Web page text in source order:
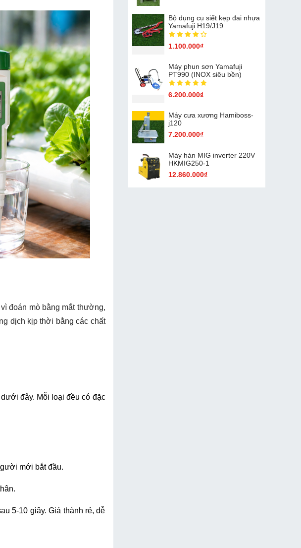
đoán mò bằng mắt thường,
dịch kịp thời bằng các chất
đây. Mỗi loại đều có đặc
mới bắt đầu.
5-10 giây. Giá thành rẻ, dễ
Bộ dụng cụ siết kẹp đai nhựa
Yamafuji H19/J19
1.100.000₫
Máy phun sơn Yamafuji
PT990 (INOX siêu bền)
6.200.000₫
Máy cưa xương Hamiboss-
j120
7.200.000₫
Máy hàn MIG inverter 220V
HKMIG250-1
12.860.000₫